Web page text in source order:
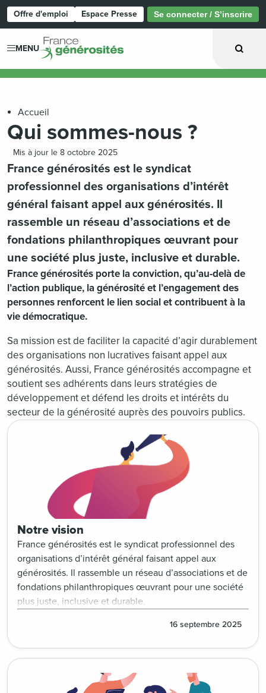
Offre d'emploi Espace Presse Se connecter / S’inscrire
MENU
Accueil
Qui sommes-nous ?
Mis à jour le 8 octobre 2025
France générosités est le syndicat
professionnel des organisations d’intérêt
général faisant appel aux générosités. Il
rassemble un réseau d’associations et de
fondations philanthropiques œuvrant pour
une société plus juste, inclusive et durable.
France générosités porte la conviction, qu’au-delà de
l’action publique, la générosité et l’engagement des
personnes renforcent le lien social et contribuent à la
vie démocratique.
Sa mission est de faciliter la capacité d’agir durablement
des organisations non lucratives faisant appel aux
générosités. Aussi, France générosités accompagne et
soutient ses adhérents dans leurs stratégies de
développement et défend les droits et intérêts du
secteur de la générosité auprès des pouvoirs publics.
Notre vision
France générosités est le syndicat professionnel des
organisations d’intérêt général faisant appel aux
générosités. Il rassemble un réseau d’associations et de
fondations philanthropiques œuvrant pour une société
plus juste, inclusive et durable.
16 septembre 2025